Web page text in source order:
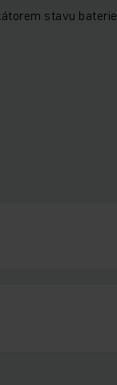
stavu baterie